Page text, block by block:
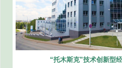
“托木斯克”技术创新型